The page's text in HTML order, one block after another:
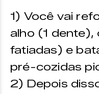
1) Você vai
alho (1
fatiadas) e
pré-cozidas
2) Depois